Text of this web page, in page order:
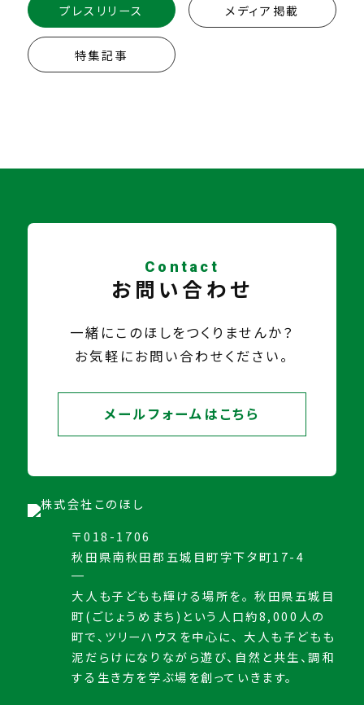
プレスリリース メディア掲載
特集記事
〒018-1706
秋田県南秋田郡五城目町字下タ町17-4
大人も子どもも輝ける場所を。 秋田県五城目
町(ごじょうめまち)という人口約8,000人の
町で、ツリーハウスを中心に、 大人も子どもも
泥だらけになりながら遊び、自然と共生、調和
する生き方を学ぶ場を創っていきます。
Contact
お問い合わせ
一緒にこのほしをつくりませんか？
お気軽にお問い合わせください。
メールフォームはこちら